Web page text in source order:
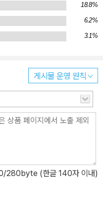
좋겠다 싶어 기시 유스케가 새
한 방범창이 설치되어 있다.
수정하고 가필했음에도 이번
품이다. 특별 드라마화가 먼
했는데, 기시 유스케는 단행
다. 한밤중 미술관에서 살인
가 밀실을 만들어낸다. 표
에서 생산되는 미스터리 클락
장하는데, 기시 유스케 개인
18.8%
6.2%
3.1%
게시물 운영 원칙
/280byte (한글 140자 이내)